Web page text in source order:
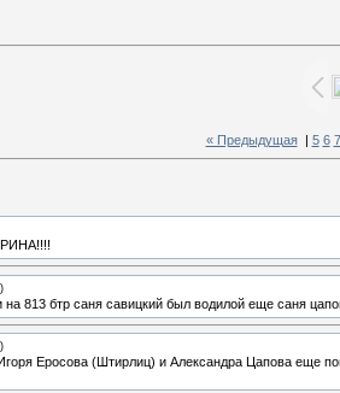
« Предыдущая| 5 6 7
813 бтр саня савицкий был водилой еще саня
Еросова (Штирлиц) и Александра Цапова еще